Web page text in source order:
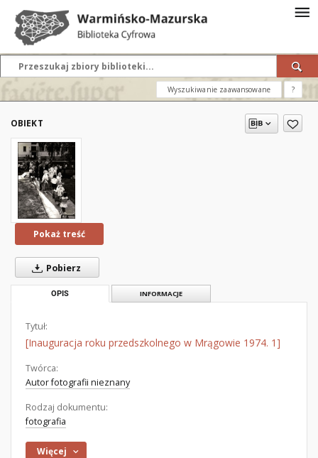
Wyszukiwanie zaawansowane ?
OBIEKT
Pokaż treść
Pobierz
OPIS INFORMACJE
Tytuł:
[Inauguracja roku przedszkolnego w Mrągowie 1974. 1]
Twórca:
Autor fotografii nieznany
Rodzaj dokumentu:
fotografia
Więcej